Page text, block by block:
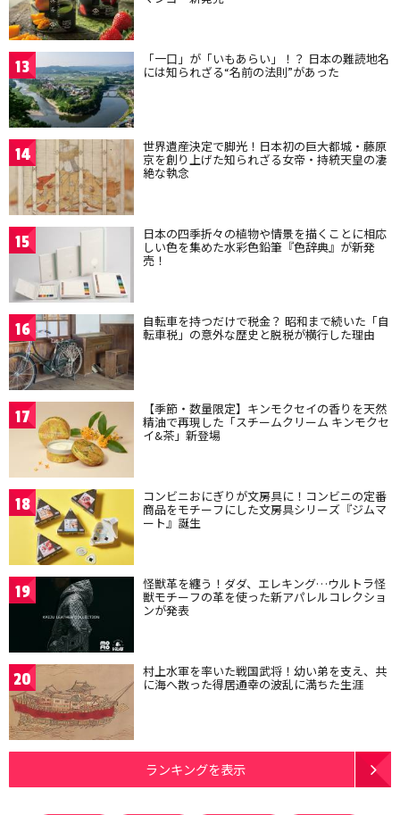
13 「一口」が「いもあらい」！？ 日本の難読地名
には知られざる“名前の法則”があった
14 世界遺産決定で脚光！日本初の巨大都城・藤原
京を創り上げた知られざる女帝・持統天皇の凄
絶な執念
15 日本の四季折々の植物や情景を描くことに相応
しい色を集めた水彩色鉛筆『色辞典』が新発
売！
16 自転車を持つだけで税金？ 昭和まで続いた「自
転車税」の意外な歴史と脱税が横行した理由
17 【季節・数量限定】キンモクセイの香りを天然
精油で再現した「スチームクリーム キンモクセ
イ&茶」新登場
18 コンビニおにぎりが文房具に！コンビニの定番
商品をモチーフにした文房具シリーズ『ジムマ
ート』誕生
19 怪獣革を纏う！ダダ、エレキング…ウルトラ怪
獣モチーフの革を使った新アパレルコレクショ
ンが発表
20 村上水軍を率いた戦国武将！幼い弟を支え、共
に海へ散った得居通幸の波乱に満ちた生涯
ランキングを表示